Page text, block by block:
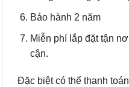
Bảo hành 2 năm
Miễn phí lắp đặt tận
cận.
Đặc biệt có thể thanh